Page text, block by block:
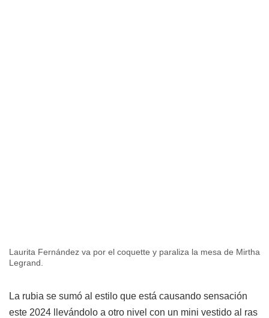
Laurita Fernández va por el coquette y paraliza la mesa de Mirtha
Legrand.
La rubia se sumó al estilo que está causando sensación
este 2024 llevándolo a otro nivel con un mini vestido al ras